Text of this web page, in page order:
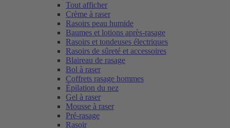
Tout afficher
Crème à raser
Rasoirs peau humide
Baumes et lotions après-rasage
Rasoirs et tondeuses électriques
Rasoirs de sûreté et accessoires
Blaireau de rasage
Bol à raser
Coffrets rasage hommes
Épilation du nez
Gel à raser
Mousse à raser
Pré-rasage
Rasoir